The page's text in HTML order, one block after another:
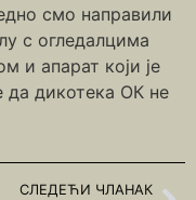
смо направили
с огледалцима
и апарат који је
да дикотека ОК не
СЛЕДЕЋИ ЧЛАНАК